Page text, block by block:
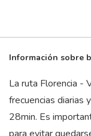
Información sobre
La ruta Florencia -
frecuencias diarias
28min. Es